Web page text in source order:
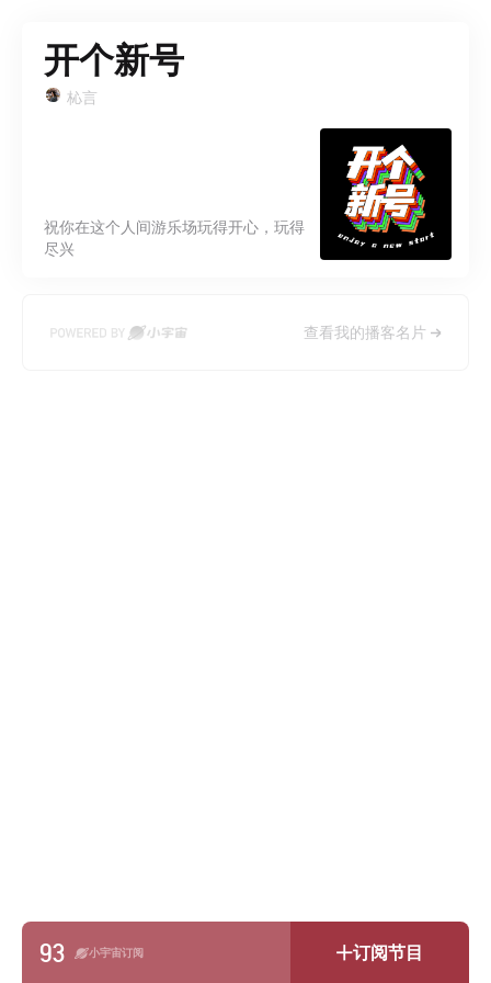
开个新号
杺言
祝你在这个人间游乐场玩得开心，玩得
尽兴
查看我的播客名片
93 小宇宙订阅 订阅节目